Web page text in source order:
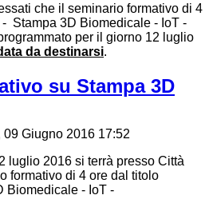
che il seminario formativo di 4
Stampa 3D Biomedicale - IoT -
per il giorno 12 luglio
da destinarsi.
su Stampa 3D
Giugno 2016 17:52
luglio 2016 si terrà presso Città
formativo di 4 ore dal titolo
Biomedicale - IoT -